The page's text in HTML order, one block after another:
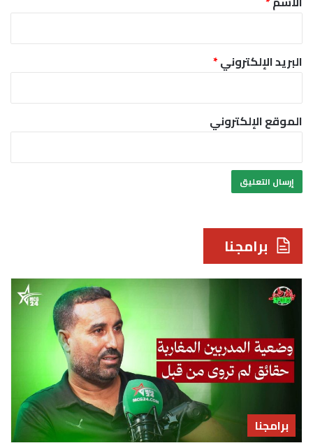
البريد الإلكتروني*
الموقع الإلكتروني
برامجنا
برامجنا